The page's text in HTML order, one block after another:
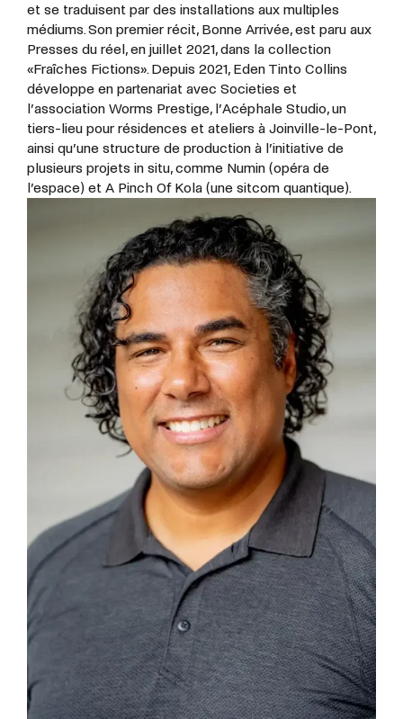
et se traduisent par des installations aux multiples
médiums. Son premier récit, Bonne Arrivée, est paru aux
Presses du réel, en juillet 2021, dans la collection
«Fraîches Fictions». Depuis 2021, Eden Tinto Collins
développe en partenariat avec Societies et
l’association Worms Prestige, l’Acéphale Studio, un
tiers-lieu pour résidences et ateliers à Joinville-le-Pont,
ainsi qu’une structure de production à l’initiative de
plusieurs projets in situ, comme Numin (opéra de
l’espace) et A Pinch Of Kola (une sitcom quantique).